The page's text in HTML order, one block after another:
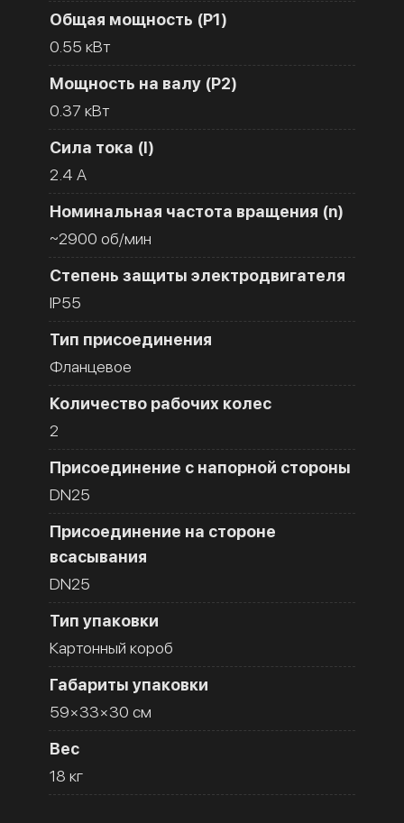
Общая мощность (Р1)
0.55 кВт
Мощность на валу (Р2)
0.37 кВт
Сила тока (I)
2.4 A
Номинальная частота вращения (n)
~2900 об/мин
Степень защиты электродвигателя
IP55
Тип присоединения
Фланцевое
Количество рабочих колес
2
Присоединение с напорной стороны
DN25
Присоединение на стороне
всасывания
DN25
Тип упаковки
Картонный короб
Габариты упаковки
59×33×30 см
Вес
18 кг